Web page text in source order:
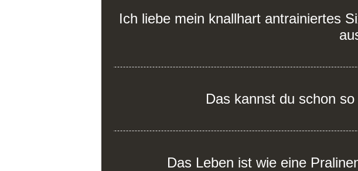
Ich liebe mein knallhart antrainiertes
Das kannst du schon
Das Leben ist wie eine